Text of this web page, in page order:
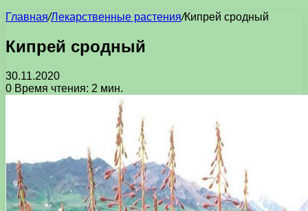
Главная/Лекарственные растения/Кипрей сродный
Кипрей сродный
30.11.2020
0 Время чтения: 2 мин.